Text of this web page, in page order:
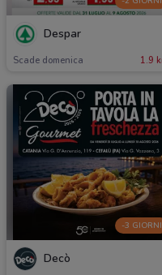
Despar
Scade domenica 1.9
-3 GIORNI
Decò